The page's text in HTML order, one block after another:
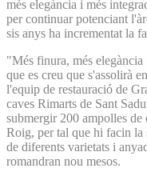
més elegància i més
per continuar potenciant
sis anys ha incrementat la
"Més finura, més
que es creu que s'assolirà
l'equip de restauració de
caves Rimarts de Sant
submergir 200 ampolles de
Roig, per tal que hi facin la
de diferents varietats i
romandran nou mesos.